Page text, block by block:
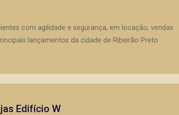
com agilidade e segurança, em locação, vendas
lançamentos da cidade de Ribeirão Preto
Edifício W